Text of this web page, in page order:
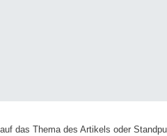
das Thema des Artikels oder